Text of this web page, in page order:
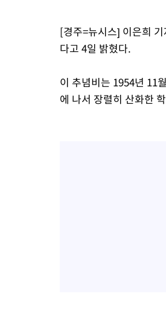
극한폭염 한풀 꺾이지만…'낮 최고
축구협회 "압수수색·성접대 논란
[속보]'압수수색·성접대 논란' 축
[속보]뉴욕증시 상승 마감…S&P
[경주=뉴시스] 이은희
다고 4일 밝혔다.
이 추념비는 1954년 11
에 나서 장렬히 산화한